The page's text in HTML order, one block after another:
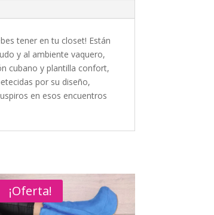
tener en tu closet! Están
y al ambiente vaquero,
cubano y plantilla confort,
por su diseño,
en esos encuentros
¡Oferta!